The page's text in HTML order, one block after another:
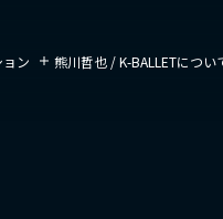
ン 熊川哲也 / K-BALLETについ